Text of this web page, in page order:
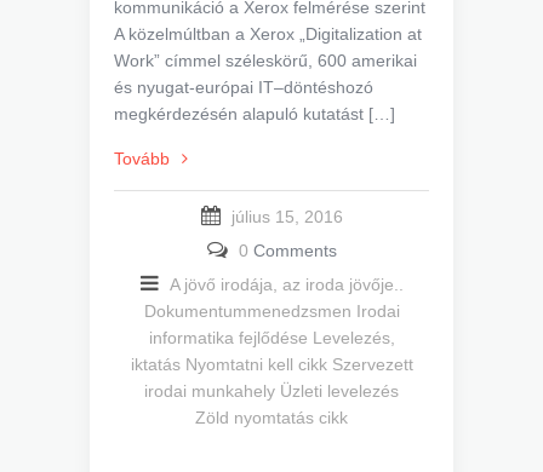
kommunikáció a Xerox felmérése szerint
A közelmúltban a Xerox „Digitalization at
Work” címmel széleskörű, 600 amerikai
és nyugat-európai IT–döntéshozó
megkérdezésén alapuló kutatást […]
Tovább
július 15, 2016
0 Comments
A jövő irodája, az iroda jövője..
Dokumentummenedzsmen Irodai
informatika fejlődése Levelezés,
iktatás Nyomtatni kell cikk Szervezett
irodai munkahely Üzleti levelezés
Zöld nyomtatás cikk